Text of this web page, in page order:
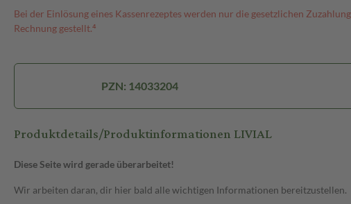
Bei der Einlösung eines Kassenrezeptes werden nur die gesetzlichen
Rechnung gestellt.⁴
PZN: 14033204
Produktdetails/Produktinformationen LIVIAL
Diese Seite wird gerade überarbeitet!
Wir arbeiten daran, dir hier bald alle wichtigen Informationen bereitzustellen.